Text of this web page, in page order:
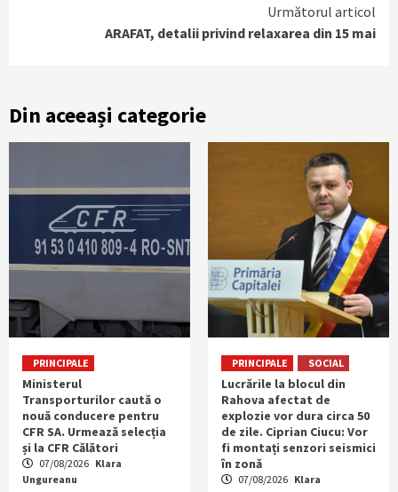
Următorul articol
ARAFAT, detalii privind relaxarea din 15 mai
Din aceeași categorie
PRINCIPALE
Ministerul
Transporturilor caută o
nouă conducere pentru
CFR SA. Urmează selecția
și la CFR Călători
07/08/2026 Klara
Ungureanu
PRINCIPALE SOCIAL
Lucrările la blocul din
Rahova afectat de
explozie vor dura circa 50
de zile. Ciprian Ciucu: Vor
fi montați senzori seismici
în zonă
07/08/2026 Klara